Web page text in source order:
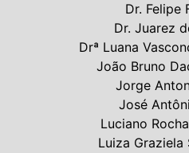
Dr. Felipe
Dr. Juarez
Drª Luana
João Bruno
Jorge
José
Luciano
Luiza Graziela